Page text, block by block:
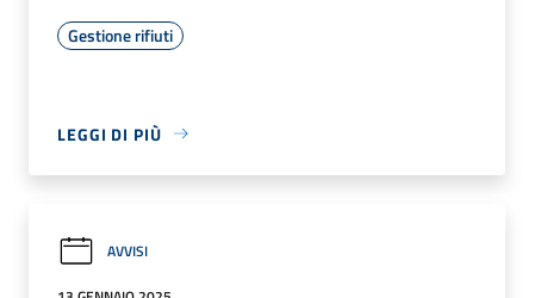
Gestione rifiuti
LEGGI DI PIÙ
AVVISI